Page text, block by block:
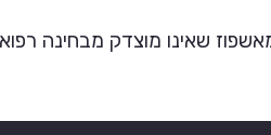
שאינו מוצדק מבחינה